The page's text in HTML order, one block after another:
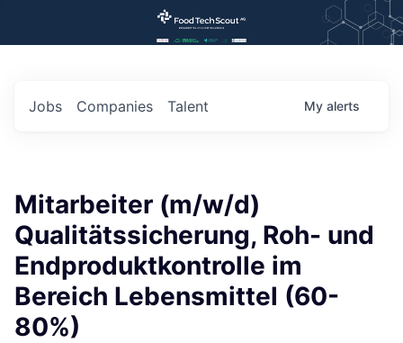
Jobs Companies Talent My alerts
Mitarbeiter (m/w/d)
Qualitätssicherung, Roh- und
Endproduktkontrolle im
Bereich Lebensmittel (60-
80%)